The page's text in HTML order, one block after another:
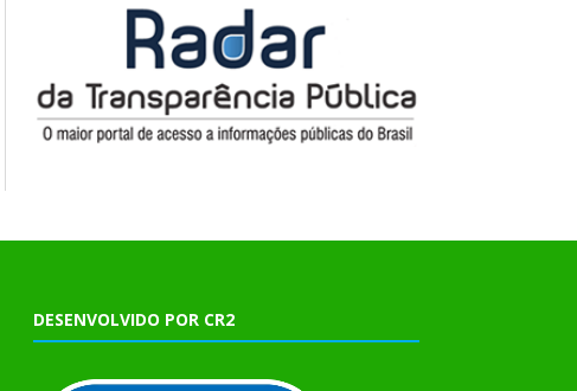
DESENVOLVIDO POR CR2